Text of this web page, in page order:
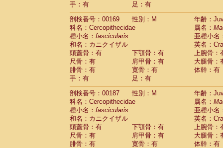
手：有
足：有
剖検番号：00169
性別：M
年齢：
科名：Cercopithecidae
属名：
種小名： fascicularis
亜種小名
和名：カニクイザル
英名：
頭蓋骨：有
下顎骨：有
上腕骨：
尺骨：有
肩甲骨：有
大腿骨：
腓骨：有
寛骨：有
体幹：有
手：有
足：有
剖検番号：00187
性別：M
年齢：
科名：Cercopithecidae
属名：
種小名： fascicularis
亜種小名
和名：カニクイザル
英名：
頭蓋骨：有
下顎骨：有
上腕骨：
尺骨：有
肩甲骨：有
大腿骨：
腓骨：有
寛骨：有
体幹：有